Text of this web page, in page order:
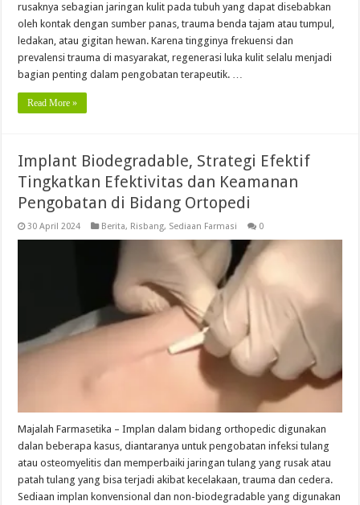
rusaknya sebagian jaringan kulit pada tubuh yang dapat disebabkan
oleh kontak dengan sumber panas, trauma benda tajam atau tumpul,
ledakan, atau gigitan hewan. Karena tingginya frekuensi dan
prevalensi trauma di masyarakat, regenerasi luka kulit selalu menjadi
bagian penting dalam pengobatan terapeutik. …
Read More »
Implant Biodegradable, Strategi Efektif
Tingkatkan Efektivitas dan Keamanan
Pengobatan di Bidang Ortopedi
30 April 2024 Berita, Risbang, Sediaan Farmasi 0
Majalah Farmasetika – Implan dalam bidang orthopedic digunakan
dalan beberapa kasus, diantaranya untuk pengobatan infeksi tulang
atau osteomyelitis dan memperbaiki jaringan tulang yang rusak atau
patah tulang yang bisa terjadi akibat kecelakaan, trauma dan cedera.
Sediaan implan konvensional dan non-biodegradable yang digunakan